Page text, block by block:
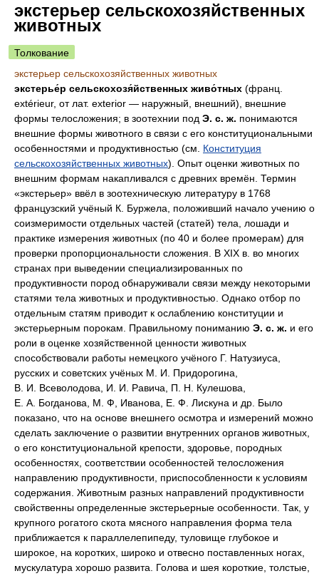
экстерьер сельскохозяйственных
животных
Толкование
экстерьер сельскохозяйственных животных
экстерье́р сельскохозя́йственных живо́тных (франц.
extérieur, от лат. exterior — наружный, внешний), внешние
формы телосложения; в зоотехнии под Э. с. ж. понимаются
внешние формы животного в связи с его конституциональными
особенностями и продуктивностью (см. Конституция
сельскохозяйственных животных). Опыт оценки животных по
внешним формам накапливался с древних времён. Термин
«экстерьер» ввёл в зоотехническую литературу в 1768
французский учёный К. Буржела, положивший начало учению о
соизмеримости отдельных частей (статей) тела, лошади и
практике измерения животных (по 40 и более промерам) для
проверки пропорциональности сложения. В XIX в. во многих
странах при выведении специализированных по
продуктивности пород обнаруживали связи между некоторыми
статями тела животных и продуктивностью. Однако отбор по
отдельным статям приводит к ослаблению конституции и
экстерьерным порокам. Правильному пониманию Э. с. ж. и его
роли в оценке хозяйственной ценности животных
способствовали работы немецкого учёного Г. Натузиуса,
русских и советских учёных М. И. Придорогина,
В. И. Всеволодова, И. И. Равича, П. Н. Кулешова,
Е. А. Богданова, М. Ф, Иванова, Е. Ф. Лискуна и др. Было
показано, что на основе внешнего осмотра и измерений можно
сделать заключение о развитии внутренних органов животных,
о его конституциональной крепости, здоровье, породных
особенностях, соответствии особенностей телосложения
направлению продуктивности, приспособленности к условиям
содержания. Животным разных направлений продуктивности
свойственны определенные экстерьерные особенности. Так, у
крупного рогатого скота мясного направления форма тела
приближается к параллелепипеду, туловище глубокое и
широкое, на коротких, широко и отвесно поставленных ногах,
мускулатура хорошо развита. Голова и шея короткие, толстые,